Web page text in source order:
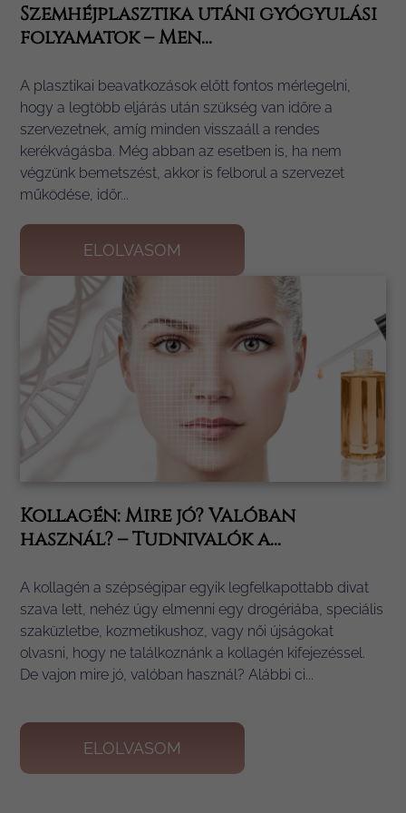
Szemhéjplasztika utáni gyógyulási
folyamatok – Men...
A plasztikai beavatkozások előtt fontos mérlegelni,
hogy a legtöbb eljárás után szükség van időre a
szervezetnek, amíg minden visszaáll a rendes
kerékvágásba. Még abban az esetben is, ha nem
végzünk bemetszést, akkor is felborul a szervezet
működése, időr...
ELOLVASOM
Kollagén: Mire jó? Valóban
használ? – Tudnivalók a...
A kollagén a szépségipar egyik legfelkapottabb divat
szava lett, nehéz úgy elmenni egy drogériába, speciális
szaküzletbe, kozmetikushoz, vagy női újságokat
olvasni, hogy ne találkoznánk a kollagén kifejezéssel.
De vajon mire jó, valóban használ? Alábbi ci...
ELOLVASOM